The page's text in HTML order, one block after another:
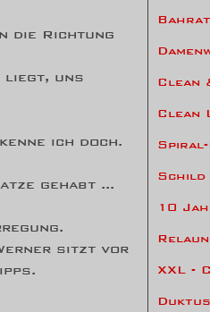
die Richtung
liegt, uns
ich doch.
gehabt ...
sitzt vor
Clean
Clean
10
XXL -
Duktus